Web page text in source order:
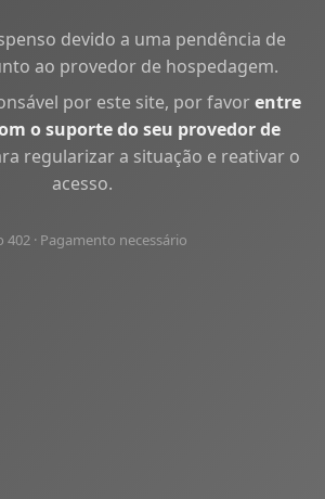
devido a uma pendência de
ao provedor de hospedagem.
por este site, por favorentre
o suporte do seu provedor de
regularizar a situação e reativar o
acesso.
402 · Pagamento necessário